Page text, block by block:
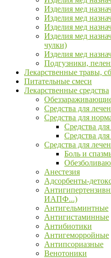
Изделия мед
Изделия мед
Изделия мед
Изделия мед
чулки)
Изделия мед
Подгузники,
Лекарственные травы,
Питательные смеси
Лекарственные средства
Средства для
Средства для
Средства
Средства
Средства для
Боль и
Анестезия
Адсорбенты-
ИАПФ...)
Антигельминтные
Антигистаминные
Антибиотики
Антигеморройные
Антипсориазные
Венотоники